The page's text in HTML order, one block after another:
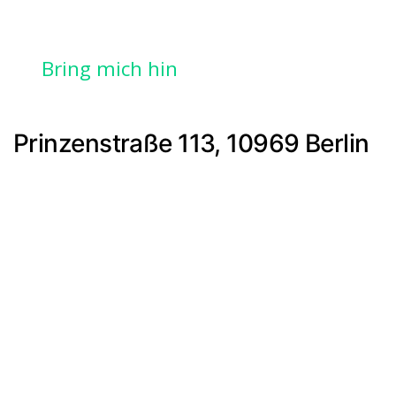
Bring mich hin
Prinzenstraße 113, 10969 Berlin